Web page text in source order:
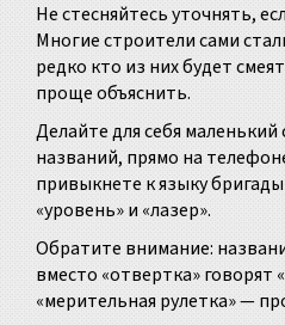
Не стесняйтесь уточнять,
Многие строители сами
редко кто из них будет
проще объяснить.
Делайте для себя
названий, прямо на
привыкнете к языку
«уровень» и «лазер».
Обратите внимание:
вместо «отвертка» говорят
«мерительная рулетка» —